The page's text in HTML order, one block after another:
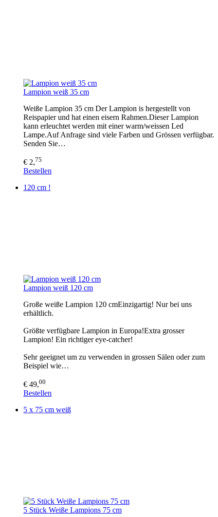
Lampion weiß 35 cm
Weiße Lampion 35 cm Der Lampion is hergestellt von
Reispapier und hat einen eisern Rahmen.Dieser Lampion
kann erleuchtet werden mit einer warm/weissen Led
Lampe.Auf Anfrage sind viele Farben und Grössen verfügbar.
Senden Sie…
€ 2,75
Bestellen
120 cm !
Lampion weiß 120 cm
Große weiße Lampion 120 cmEinzigartig! Nur bei uns
erhältlich.
Größte verfügbare Lampion in Europa!Extra grosser
Lampion! Ein richtiger eye-catcher!
Sehr geeignet um zu verwenden in grossen Sälen oder zum
Beispiel wie…
€ 49,00
Bestellen
5 x 75 cm weiß
5 Stück Weiße Lampions 75 cm